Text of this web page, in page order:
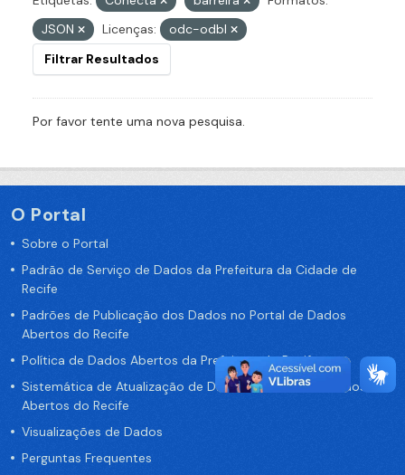
JSON
Licenças:
odc-odbl
Filtrar Resultados
Por favor tente uma nova pesquisa.
O Portal
Sobre o Portal
Padrão de Serviço de Dados da Prefeitura da Cidade de
Recife
Padrões de Publicação dos Dados no Portal de Dados
Abertos do Recife
Política de Dados Abertos da Prefeitura do Recife
Sistemática de Atualização de Dados do Portal de Dados
Abertos do Recife
Visualizações de Dados
Perguntas Frequentes